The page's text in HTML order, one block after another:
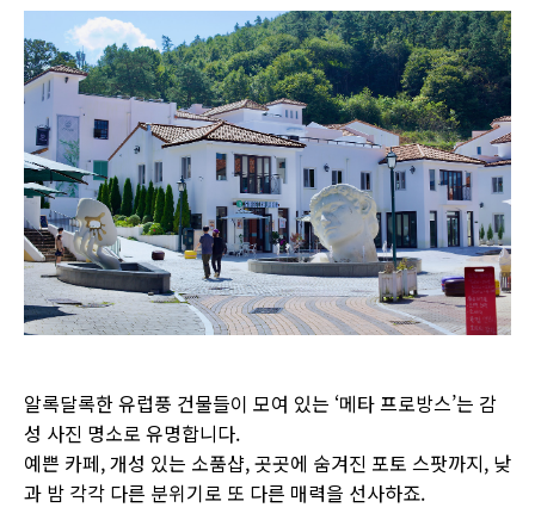
알록달록한 유럽풍 건물들이 모여 있는 ‘메타 프로방스’는 감
성 사진 명소로 유명합니다.
예쁜 카페, 개성 있는 소품샵, 곳곳에 숨겨진 포토 스팟까지, 낮
과 밤 각각 다른 분위기로 또 다른 매력을 선사하죠.